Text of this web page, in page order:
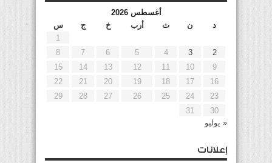
أغسطس 2026
د
ن ث أرب خ ج
س
1
2
3
4
5
6
7
8
9
10
11
12
13
14
15
16
17
18
19
20
21
22
23
24
25
26
27
28
29
30
31
« يوليو
إعلانات